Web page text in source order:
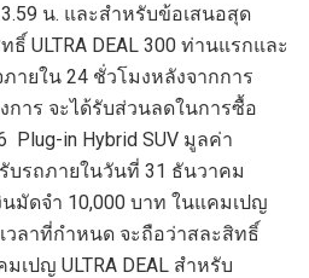
น. และสำหรับข้อเสนอสุด
ULTRA DEAL 300 ท่านแรกและ
ายใน 24 ชั่วโมงหลังจากการ
การ จะได้รับส่วนลดในการซื้อ
Plug-in Hybrid SUV มูลค่า
บรถภายในวันที่ 31 ธันวาคม
มัดจำ 10,000 บาท ในแคมเปญ
เวลาที่กำหนด จะถือว่าสละสิทธิ์
ปญ ULTRA DEAL สำหรับ